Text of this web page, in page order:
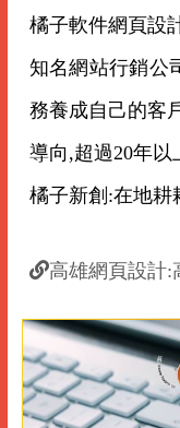
橘子軟件網頁設
知名網站行銷公
務養成自己的客
導向,超過20年以
橘子新創:在地耕
高雄網頁設計: